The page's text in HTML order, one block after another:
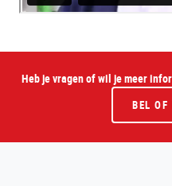
Heb je vragen of wil je meer
BEL